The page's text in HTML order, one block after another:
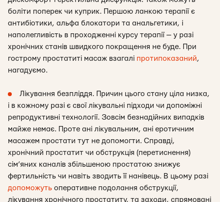
боліти поперек чи куприк. Першою ланкою терапії є
антибіотики, альфа блокатори та анальгетики, і
наполегливість в проходженні курсу терапії — у разі
хронічних станів швидкого покращення не буде. При
гострому простатиті масаж взагалі протипоказаний,
нагадуємо.
Лікування безпліддя. Причин цього стану ціла низка,
і в кожному разі є свої лікувальні підходи чи допоміжні
репродуктивні технології. Зовсім безнадійних випадків
майже немає. Проте ані лікувальним, ані еротичним
масажем простати тут не допомогти. Справді,
хронічний простатит чи обструкція (перетиснення)
сім’яних каналів збільшеною простатою знижує
фертильність чи навіть зводить її нанівець. В цьому разі
допоможуть оперативне подолання обструкції,
лікування хронічного простатиту, та заходи, спрямовані